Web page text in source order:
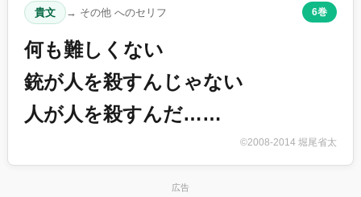
貴文 → その他 へのセリフ 6巻
何も難しくない
銃が人を殺すんじゃない
人が人を殺すんだ……
©2008-2014 堀尾省太
広告